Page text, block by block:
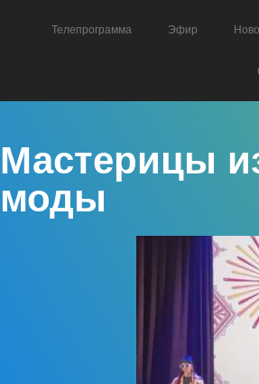
Телепрограмма Эфир
Мастерицы
моды